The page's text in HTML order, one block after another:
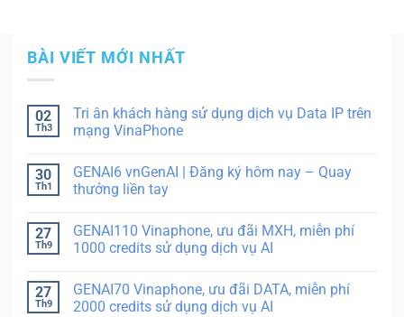
BÀI VIẾT MỚI NHẤT
02
Th3
Tri ân khách hàng sử dụng dịch vụ Data IP trên
mạng VinaPhone
30
Th1
GENAI6 vnGenAI | Đăng ký hôm nay – Quay
thưởng liền tay
27
Th9
GENAI110 Vinaphone, ưu đãi MXH, miễn phí
1000 credits sử dụng dịch vụ AI
27
Th9
GENAI70 Vinaphone, ưu đãi DATA, miễn phí
2000 credits sử dụng dịch vụ AI